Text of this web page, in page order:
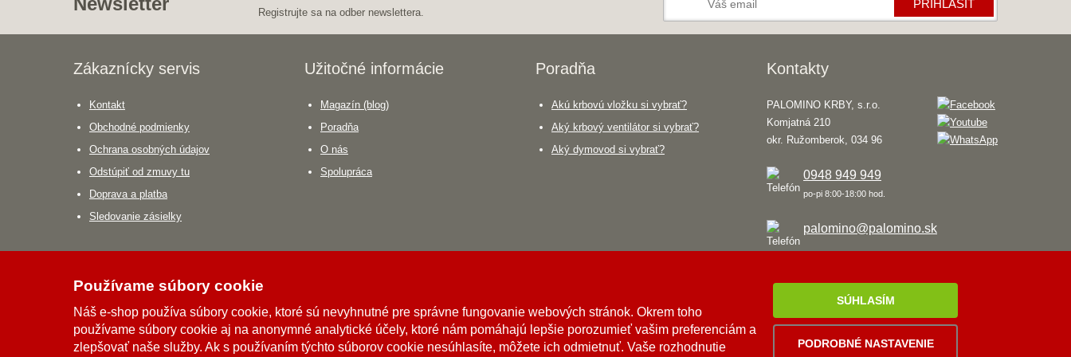
Registrujte sa na odber newslettera.
PRIHLÁSIŤ
Zákaznícky servis
Kontakt
Obchodné podmienky
Ochrana osobných údajov
Odstúpiť od zmuvy tu
Doprava a platba
Sledovanie zásielky
Užitočné informácie
Magazín (blog)
Poradňa
O nás
Spolupráca
Poradňa
Akú krbovú vložku si vybrať?
Aký krbový ventilátor si vybrať?
Aký dymovod si vybrať?
Kontakty
PALOMINO KRBY, s.r.o.
Komjatná 210
okr. Ružomberok, 034 96
0948 949 949
po-pi 8:00-18:00 hod.
palomino@palomino.sk
Možnosti dopravy
Možnosti platby
Používame súbory cookie
Náš e-shop používa súbory cookie, ktoré sú nevyhnutné pre správne fungovanie webových stránok. Okrem toho
používame súbory cookie aj na anonymné analytické účely, ktoré nám pomáhajú lepšie porozumieť vašim preferenciám a
zlepšovať naše služby. Ak s používaním týchto súborov cookie nesúhlasíte, môžete ich odmietnuť. Vaše rozhodnutie
SÚHLASÍM
PODROBNÉ NASTAVENIE